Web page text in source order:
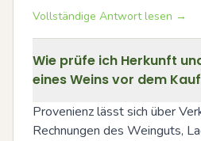
Vollständige Antwort lesen →
Wie prüfe ich Herkunft
eines Weins vor dem Kauf
Provenienz lässt sich über
Rechnungen des Weinguts,